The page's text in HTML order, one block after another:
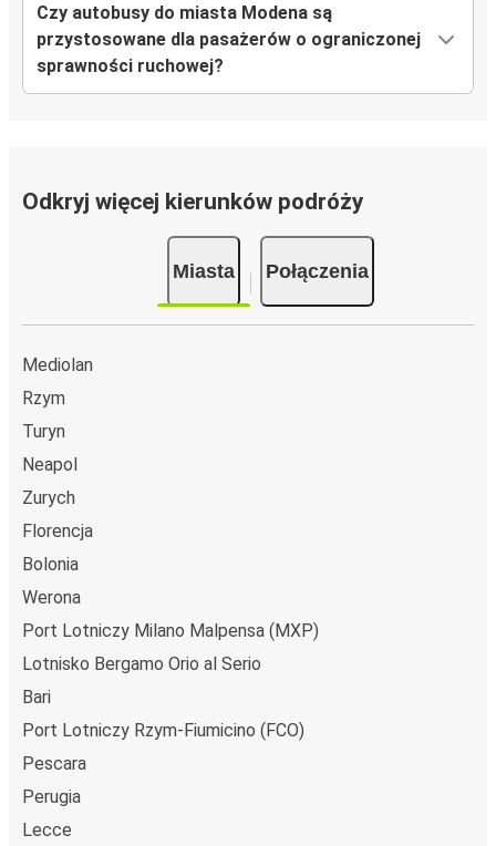
Czy autobusy do miasta Modena są
przystosowane dla pasażerów o ograniczonej
sprawności ruchowej?
Odkryj więcej kierunków podróży
Miasta Połączenia
Mediolan
Rzym
Turyn
Neapol
Zurych
Florencja
Bolonia
Werona
Port Lotniczy Milano Malpensa (MXP)
Lotnisko Bergamo Orio al Serio
Bari
Port Lotniczy Rzym-Fiumicino (FCO)
Pescara
Perugia
Lecce